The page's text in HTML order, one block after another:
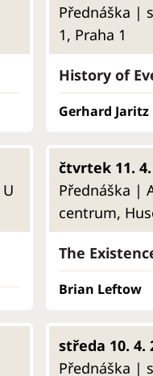
Přednáška |
1, Praha 1
History of
Gerhard Jaritz
čtvrtek 11. 4.
Přednáška |
centrum,
The
Brian Leftow
středa 10. 4.
Přednáška |